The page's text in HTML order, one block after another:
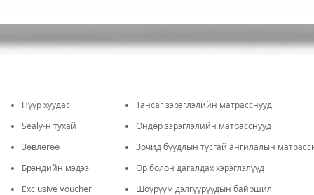
Нүүр хуудас
Sealy-н тухай
Зөвлөгөө
Брэндийн мэдээ
Exclusive Voucher
Taнсаг зэрэглэлийн матрасснууд
Өндөр зэрэглэлийн матрасснууд
Зочид буудлын тусгай ангилалын
Ор болон дагалдах хэрэглэлүүд
Шоурүүм дэлгүүрүүдын байршил